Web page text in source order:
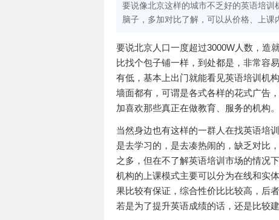
要说像北京这样的城市不乏好的英语培
脑子，多加对比了解，可以从价格、上课
要说北京人口一度超过3000W人数，造
比找个包子铺一样，到处都是，非常容
有低，基本上出门就能看见英语培训机
墙面都有，可谓是各式各样的花式广告
加喜欢那些真正在做教育、服务的机构。
当然身边也有这样的一群人在找英语培
是去学习的，是去凑热闹的，缺乏对比
之多，但在不了解英语培训市场的情况
机构的上课模式主要可以分为在线和实
果比较有保证，综合性价比比较高，后
若是为了提升英语成绩的话，还是比较